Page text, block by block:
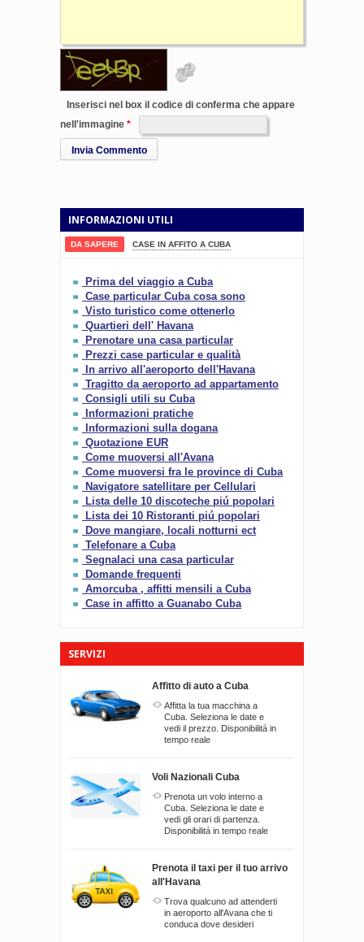
Inserisci nel box il codice di conferma che appare
nell'immagine
Invia Commento
INFORMAZIONI UTILI
DA SAPERE CASE IN AFFITO A CUBA
Prima del viaggio a Cuba
Case particular Cuba cosa sono
Visto turistico come ottenerlo
Quartieri dell' Havana
Prenotare una casa particular
Prezzi case particular e qualità
In arrivo all'aeroporto dell'Havana
Tragitto da aeroporto ad appartamento
Consigli utili su Cuba
Informazioni pratiche
Informazioni sulla dogana
Quotazione EUR
Come muoversi all'Avana
Come muoversi fra le province di Cuba
Navigatore satellitare per Cellulari
Lista delle 10 discoteche piú popolari
Lista dei 10 Ristoranti piú popolari
Dove mangiare, locali notturni ect
Telefonare a Cuba
Segnalaci una casa particular
Domande frequenti
Amorcuba , affitti mensili a Cuba
Case in affitto a Guanabo Cuba
SERVIZI
Affitto di auto a Cuba
Affitta la tua macchina a
Cuba. Seleziona le date e
vedi il prezzo. Disponibilitá in
tempo reale
Voli Nazionali Cuba
Prenota un volo interno a
Cuba. Seleziona le date e
vedi gli orari di partenza.
Disponibilitá in tempo reale
Prenota il taxi per il tuo arrivo
all'Havana
Trova qualcuno ad attenderti
in aeroporto all'Avana che ti
conduca dove desideri